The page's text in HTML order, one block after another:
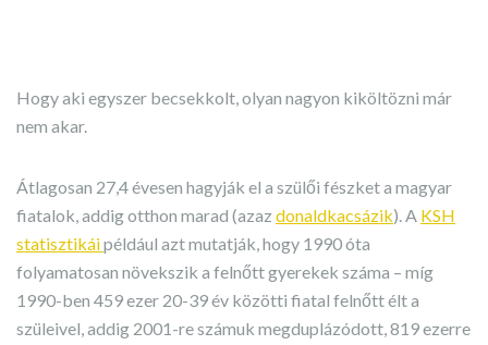
Hogy aki egyszer becsekkolt, olyan nagyon kiköltözni már
nem akar.
Átlagosan 27,4 évesen hagyják el a szülői fészket a magyar
fiatalok, addig otthon marad (azaz donaldkacsázik). A KSH
statisztikáipéldául azt mutatják, hogy 1990 óta
folyamatosan növekszik a felnőtt gyerekek száma – míg
1990-ben 459 ezer 20-39 év közötti fiatal felnőtt élt a
szüleivel, addig 2001-re számuk megduplázódott, 819 ezerre